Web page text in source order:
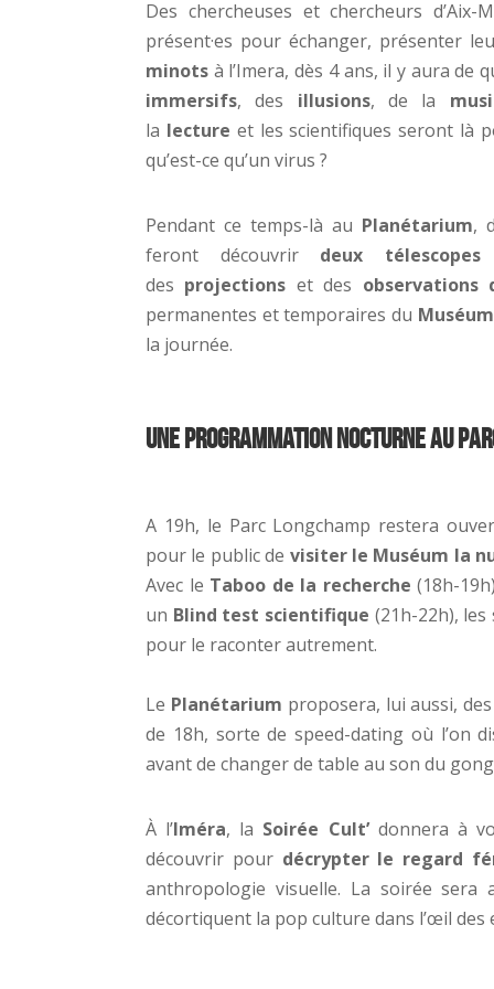
Des chercheuses et chercheurs
présent·es pour échanger, présenter
minots à l’Imera, dès 4 ans, il y aura
immersifs, des illusions, de la
la lecture et les scientifiques seront là
qu’est-ce qu’un virus ?
Pendant ce temps-là au Planétarium,
feront découvrir deux télescopes
des projections et des observations
permanentes et temporaires du
la journée.
Une programmation nocturne au
A 19h, le Parc Longchamp restera
pour le public de visiter le Muséum la
Avec le Taboo de la recherche (18h-
un Blind test scientifique (21h-22h),
pour le raconter autrement.
Le Planétarium proposera, lui aussi,
de 18h, sorte de speed-dating où l’on
avant de changer de table au son du
À l’Iméra, la Soirée Cult’donnera à
découvrir pour décrypter le regard
anthropologie visuelle. La soirée sera
décortiquent la pop culture dans l’œil des